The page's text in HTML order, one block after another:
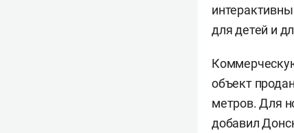
для детей и
объект
метров. Для
добавил